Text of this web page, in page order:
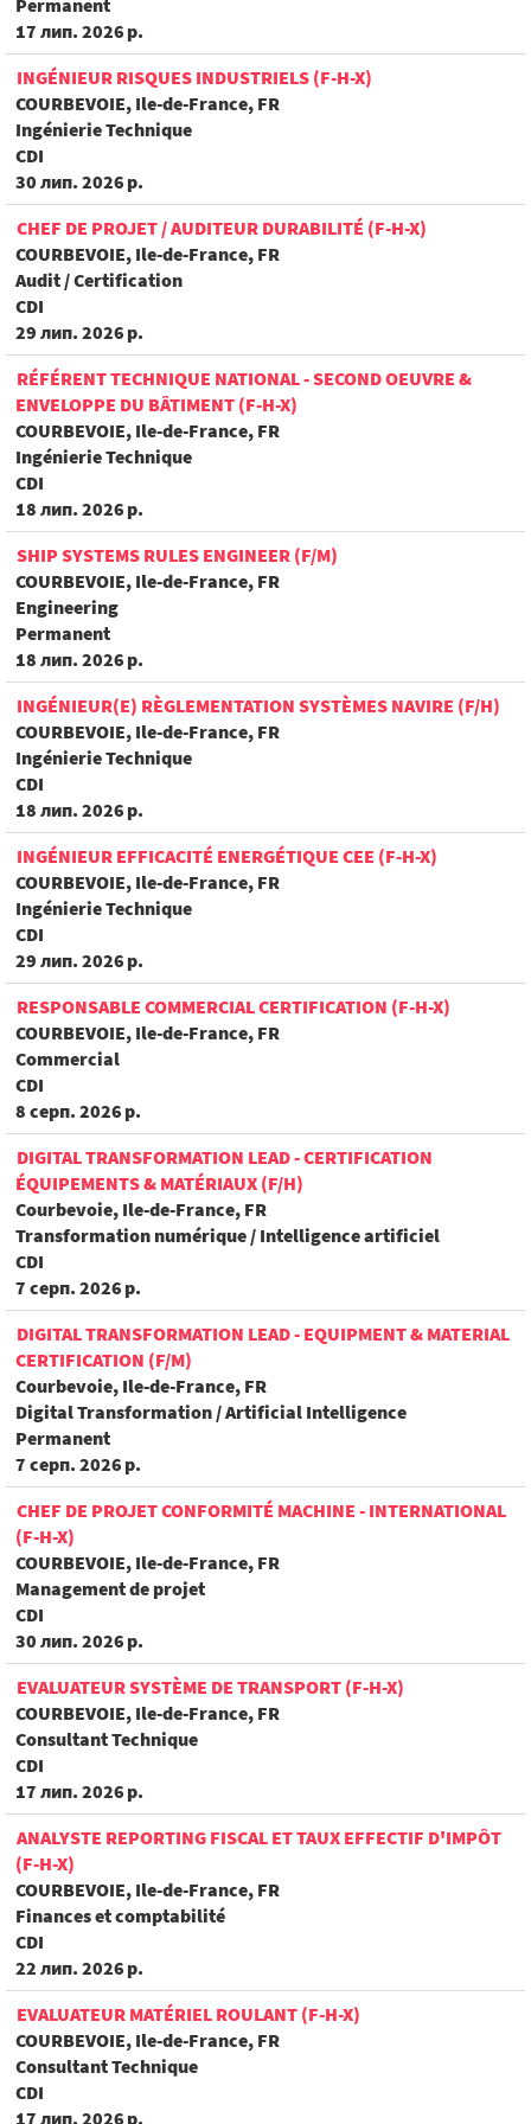
Permanent
17 лип. 2026 р.
INGÉNIEUR RISQUES INDUSTRIELS (F-H-X)
COURBEVOIE, Ile-de-France, FR
Ingénierie Technique
CDI
30 лип. 2026 р.
CHEF DE PROJET / AUDITEUR DURABILITÉ (F-H-X)
COURBEVOIE, Ile-de-France, FR
Audit / Certification
CDI
29 лип. 2026 р.
RÉFÉRENT TECHNIQUE NATIONAL - SECOND OEUVRE &
ENVELOPPE DU BÂTIMENT (F-H-X)
COURBEVOIE, Ile-de-France, FR
Ingénierie Technique
CDI
18 лип. 2026 р.
SHIP SYSTEMS RULES ENGINEER (F/M)
COURBEVOIE, Ile-de-France, FR
Engineering
Permanent
18 лип. 2026 р.
INGÉNIEUR(E) RÈGLEMENTATION SYSTÈMES NAVIRE (F/H)
COURBEVOIE, Ile-de-France, FR
Ingénierie Technique
CDI
18 лип. 2026 р.
INGÉNIEUR EFFICACITÉ ENERGÉTIQUE CEE (F-H-X)
COURBEVOIE, Ile-de-France, FR
Ingénierie Technique
CDI
29 лип. 2026 р.
RESPONSABLE COMMERCIAL CERTIFICATION (F-H-X)
COURBEVOIE, Ile-de-France, FR
Commercial
CDI
8 серп. 2026 р.
DIGITAL TRANSFORMATION LEAD - CERTIFICATION
ÉQUIPEMENTS & MATÉRIAUX (F/H)
Courbevoie, Ile-de-France, FR
Transformation numérique / Intelligence artificiel
CDI
7 серп. 2026 р.
DIGITAL TRANSFORMATION LEAD - EQUIPMENT & MATERIAL
CERTIFICATION (F/M)
Courbevoie, Ile-de-France, FR
Digital Transformation / Artificial Intelligence
Permanent
7 серп. 2026 р.
CHEF DE PROJET CONFORMITÉ MACHINE - INTERNATIONAL
(F-H-X)
COURBEVOIE, Ile-de-France, FR
Management de projet
CDI
30 лип. 2026 р.
EVALUATEUR SYSTÈME DE TRANSPORT (F-H-X)
COURBEVOIE, Ile-de-France, FR
Consultant Technique
CDI
17 лип. 2026 р.
ANALYSTE REPORTING FISCAL ET TAUX EFFECTIF D'IMPÔT
(F-H-X)
COURBEVOIE, Ile-de-France, FR
Finances et comptabilité
CDI
22 лип. 2026 р.
EVALUATEUR MATÉRIEL ROULANT (F-H-X)
COURBEVOIE, Ile-de-France, FR
Consultant Technique
CDI
17 лип. 2026 р.